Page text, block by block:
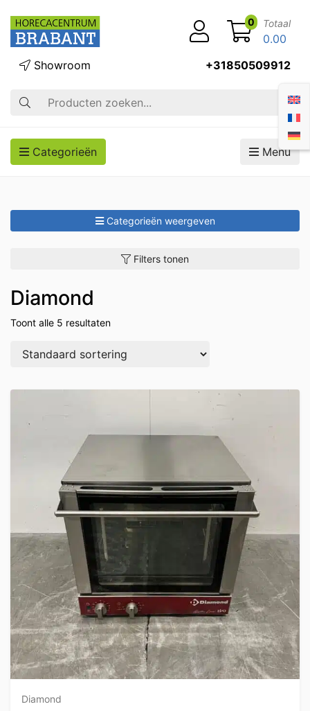
Zoek op
Showroom +31850509912
0 Totaal
0.00
Categorieën Menu
Categorieën weergeven
Filters tonen
Diamond
Toont alle 5 resultaten
Diamond